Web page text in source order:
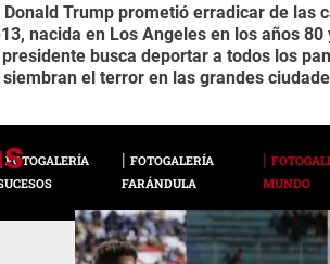
Trump prometió erradicar de las
nacida en Los Angeles en los años
busca deportar a todos los
el terror en las grandes
FOTOGALERÍA
FOTOGALERÍA
FARÁNDULA
MUNDO